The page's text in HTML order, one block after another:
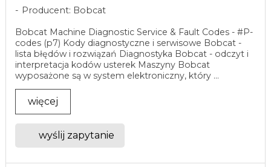
Producent: Bobcat
Bobcat Machine Diagnostic Service & Fault Codes - #P-
codes (p7) Kody diagnostyczne i serwisowe Bobcat -
lista błędów i rozwiązań Diagnostyka Bobcat - odczyt i
interpretacja kodów usterek Maszyny Bobcat
wyposażone są w system elektroniczny, który ...
więcej
wyślij zapytanie